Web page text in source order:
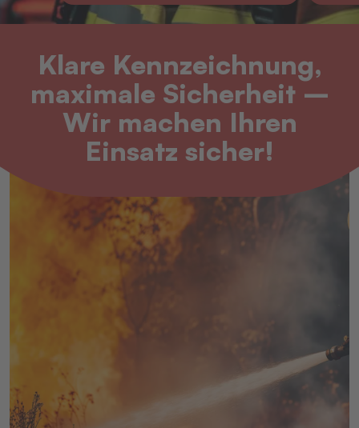
Klare Kennzeichnung,
maximale Sicherheit –
Wir machen Ihren
Einsatz sicher!